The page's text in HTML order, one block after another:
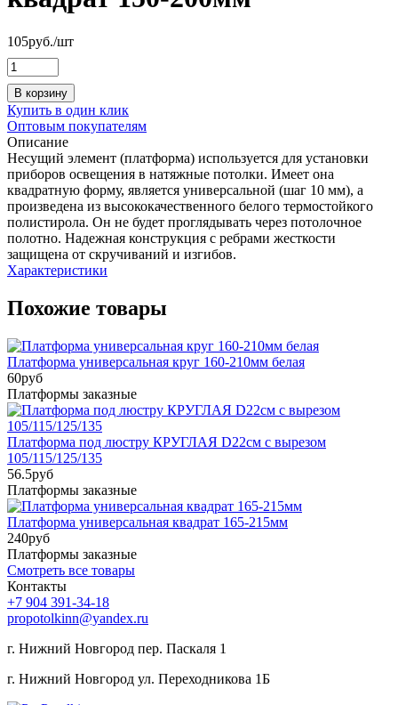
105руб./шт
В корзину
Купить в один клик
Оптовым покупателям
Описание
Несущий элемент (платформа) используется для установки
приборов освещения в натяжные потолки. Имеет она
квадратную форму, является универсальной (шаг 10 мм), а
произведена из высококачественного белого термостойкого
полистирола. Он не будет проглядывать через потолочное
полотно. Надежная конструкция с ребрами жесткости
защищена от скручиваний и изгибов.
Характеристики
Похожие товары
Платформа универсальная круг 160-210мм белая
60руб
Платформы заказные
Платформа под люстру КРУГЛАЯ D22см с вырезом
105/115/125/135
56.5руб
Платформы заказные
Платформа универсальная квадрат 165-215мм
240руб
Платформы заказные
Смотреть все товары
Контакты
+7 904 391-34-18
propotolkinn@yandex.ru
г. Нижний Новгород пер. Паскаля 1
г. Нижний Новгород ул. Переходникова 1Б